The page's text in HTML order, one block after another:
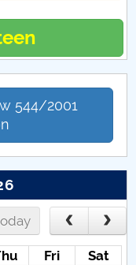
544/2001
Fri
Sat